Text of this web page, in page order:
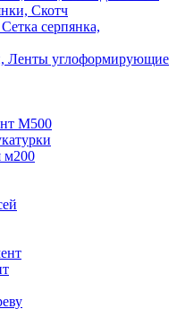
Скотч
серпянка,
Ленты углоформирующие
М500
м200